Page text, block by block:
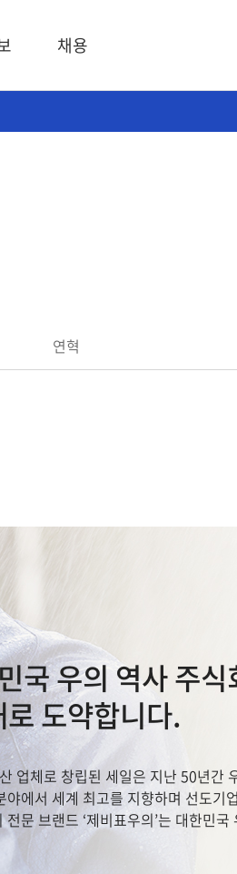
채용
연혁
국 우의 역사 주식
도약합니다.
업체로 창립된 세일은 지난 50년간
야에서 세계 최고를 지향하며 선도기
문 브랜드 ‘제비표우의’는 대한민